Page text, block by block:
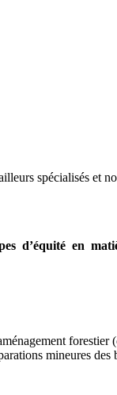
spécialisés et
d’équité en
forestier
mineures des